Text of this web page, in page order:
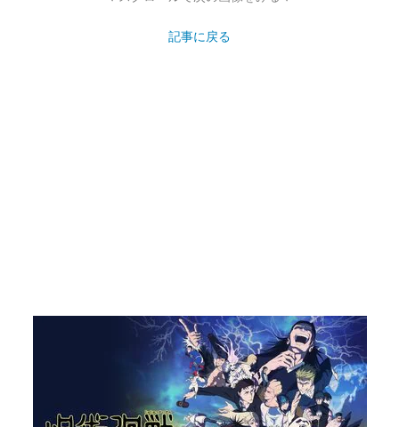
記事に戻る